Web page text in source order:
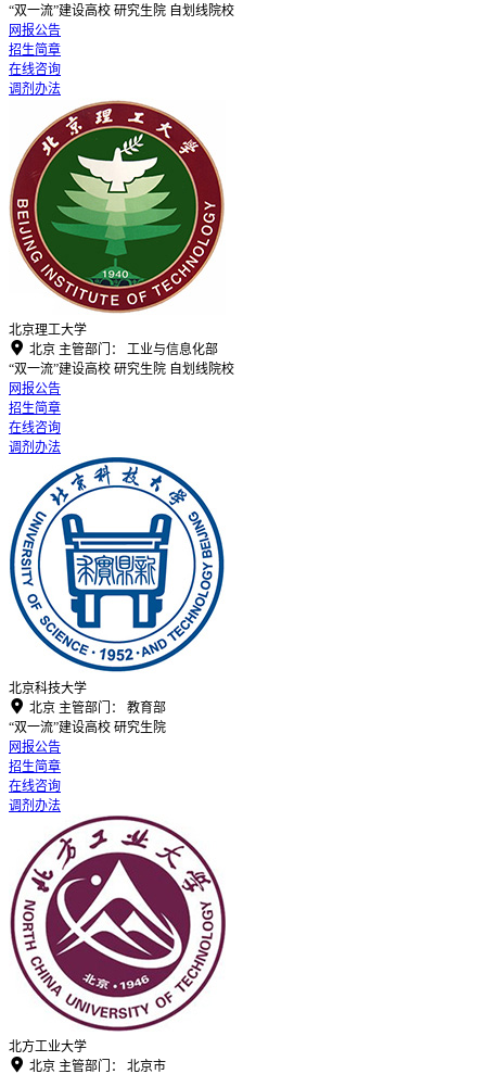
“双一流”建设高校 研究生院 自划线院校
网报公告
招生简章
在线咨询
调剂办法
北京理工大学
 北京 主管部门：
工业与信息化部
“双一流”建设高校 研究生院 自划线院校
网报公告
招生简章
在线咨询
调剂办法
北京科技大学
 北京 主管部门：
教育部
“双一流”建设高校 研究生院
网报公告
招生简章
在线咨询
调剂办法
北方工业大学
 北京 主管部门： 北京市